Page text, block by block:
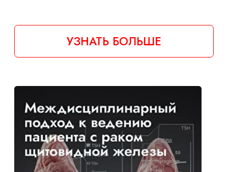
МАЖБП: от патогенеза к
клиническим решениям в
мультидисциплинарной
практике
ЦЕНА: 25 000 ₸